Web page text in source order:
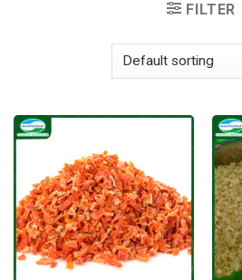
FILTER